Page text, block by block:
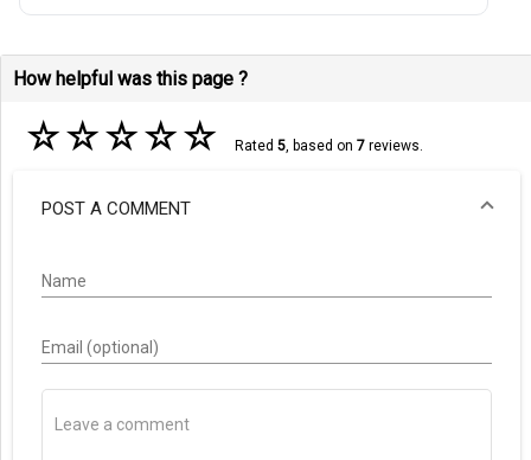
How helpful was this page ?
☆☆☆☆☆ Rated 5, based on 7reviews.
POST A COMMENT
Name
Email (optional)